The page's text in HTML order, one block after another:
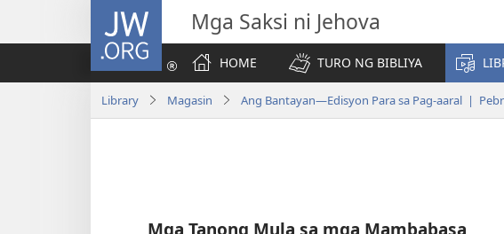
JW.ORG Mga Saksi ni Jehova
HOME
TURO NG BIBLIYA
Library Magasin Ang Bantayan—Edisyon Para sa Pag-aaral |